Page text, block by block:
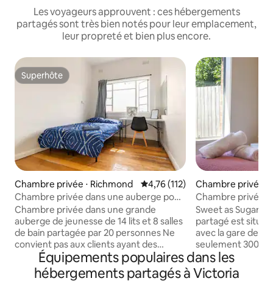
Les voyageurs approuvent : ces hébergements
partagés sont très bien notés pour leur emplacement,
leur propreté et bien plus encore.
Superhôte
Superhôte
Chambre privée ⋅ Richmond Évaluation moyenne sur la
4,76 (112)
Chambre privée dans une auberge pour
voyageur peu exigeant
Chambre privée dans une grande
auberge de jeunesse de 14 lits et 8 salles
de bain partagée par 20 personnes Ne
convient pas aux clients ayant des
besoins élevés Propreté bruyante et 5
étoiles. Ne réservez pas si vous avez
l'intention de nous donner moins de 4
Chambre privée ⋅
nds
Chambre privée I
Waurn Ponds
Sweet as Sugar,
partagé est situé
avec la gare de
seulement 300 m
seulement 100 m. Parfaitement situé
pour le
à l'hôpital
Équipements populaires dans les
hébergements partagés à Victoria